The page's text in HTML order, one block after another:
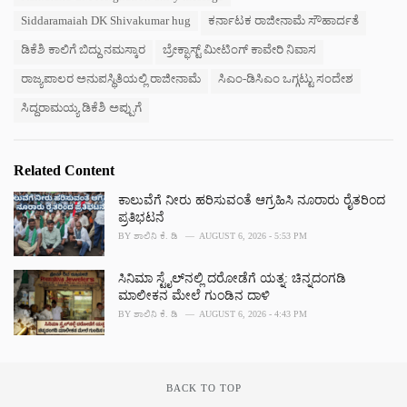
Siddaramaiah DK Shivakumar hug
ಕರ್ನಾಟಕ ರಾಜೀನಾಮೆ ಸೌಹಾರ್ದತೆ
ಡಿಕೆಶಿ ಕಾಲಿಗೆ ಬಿದ್ದು ನಮಸ್ಕಾರ ಬ್ರೇಕ್ಫಾಸ್ಟ್ ಮೀಟಿಂಗ್ ಕಾವೇರಿ ನಿವಾಸ
ರಾಜ್ಯಪಾಲರ ಅನುಪಸ್ಥಿತಿಯಲ್ಲಿ ರಾಜೀನಾಮೆ ಸಿಎಂ-ಡಿಸಿಎಂ ಒಗ್ಗಟ್ಟು ಸಂದೇಶ
ಸಿದ್ದರಾಮಯ್ಯ ಡಿಕೆಶಿ ಅಪ್ಪುಗೆ
Related Content
ಕಾಲುವೆಗೆ ನೀರು ಹರಿಸುವಂತೆ ಆಗ್ರಹಿಸಿ ನೂರಾರು ರೈತರಿಂದ
ಪ್ರತಿಭಟನೆ
BY ಶಾಲಿನಿ ಕೆ. ಡಿ AUGUST 6, 2026 - 5:53 PM
ಸಿನಿಮಾ ಸ್ಟೈಲ್‌ನಲ್ಲಿ ದರೋಡೆಗೆ ಯತ್ನ: ಚಿನ್ನದಂಗಡಿ
ಮಾಲೀಕನ ಮೇಲೆ ಗುಂಡಿನ ದಾಳಿ
BY ಶಾಲಿನಿ ಕೆ. ಡಿ AUGUST 6, 2026 - 4:43 PM
BACK TO TOP